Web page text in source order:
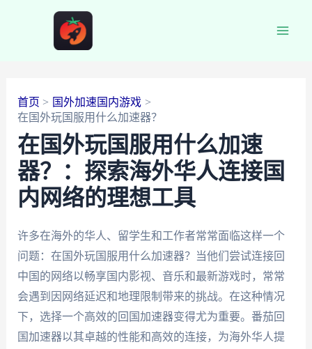
首页
国外加速国内游戏
在国外玩国服用什么加速器？
在国外玩国服用什么加速
器？：探索海外华人连接国
内网络的理想工具
许多在海外的华人、留学生和工作者常常面临这样一个
问题：在国外玩国服用什么加速器？当他们尝试连接回
中国的网络以畅享国内影视、音乐和最新游戏时，常常
会遇到因网络延迟和地理限制带来的挑战。在这种情况
下，选择一个高效的回国加速器变得尤为重要。番茄回
国加速器以其卓越的性能和高效的连接，为海外华人提